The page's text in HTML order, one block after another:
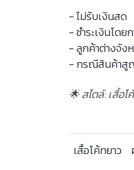
- ไม่รับเงินสด
- ชำระเงินโดย
- ลูกค้าต่างจัง
- กรณีสินค้าสูญ
🌟 สไตล์: เสื้อ
เสื้อโค้ทยาว